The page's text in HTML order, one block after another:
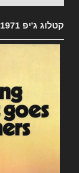
קטלוג ג'יפ 1971